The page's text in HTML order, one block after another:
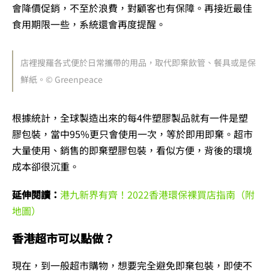
會降價促銷，不至於浪費，對顧客也有保障。再接近最佳
食用期限一些，系統還會再度提醒。
店裡搜羅各式便於日常攜帶的用品，取代即棄飲管、餐具或是保
鮮紙。© Greenpeace
根據統計，全球製造出來的每4件塑膠製品就有一件是塑
膠包裝，當中95%更只會使用一次，等於即用即棄。超市
大量使用、銷售的即棄塑膠包裝，看似方便，背後的環境
成本卻很沉重。
延伸閱讀： 港九新界有齊！2022香港環保裸買店指南（附
地圖）
香港超市可以點做？
現在，到一般超市購物，想要完全避免即棄包裝，即使不